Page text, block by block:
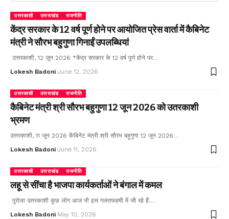
उत्तरकाशी उत्तराखंड राजनीति
केंद्र सरकार के 12 वर्ष पूर्ण होने पर आयोजित प्रेस वार्ता में कैबिनेट
मंत्री ने सौरभ बहुगुणा गिनाईं उपलब्धियां
उत्तरकाशी, 12 जून 2026 *केंद्र सरकार के 12 वर्ष पूर्ण होने पर…
Lokesh Badoni June 12, 2026
उत्तरकाशी उत्तराखंड राजनीति
कैबिनेट मंत्री श्री सौरभ बहुगुणा 12 जून 2026 को उतरकाशी
भ्रमण
उत्तरकाशी, 11 जून 2026 कैबिनेट मंत्री श्री सौरभ बहुगुणा 12 जून 2026…
Lokesh Badoni June 11, 2026
उत्तरकाशी उत्तराखंड राजनीति
लहू से सींचा है भाजपा कार्यकर्ताओं ने बंगाल में कमल
पुरोला उतरकाशी कुछ लोग आज भी इस गलतफहमी में जी रहे हैं…
Lokesh Badoni May 10, 2026